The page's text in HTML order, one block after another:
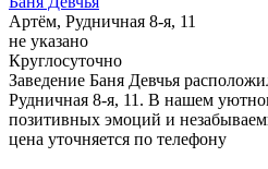
Артём, Рудничная 8-я, 11
не указано
Круглосуточно
Заведение Баня Девчья
Рудничная 8-я, 11. В нашем
позитивных эмоций и
цена уточняется по телефону